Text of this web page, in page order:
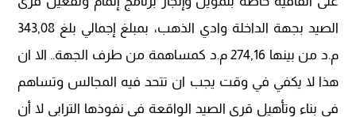
الصيد بجهة الداخلة وادي الذهب، بمبلغ إجمالي بلغ 343,08
م.د من بينها 274,16 م.د كمساهمة من طرف الجهة.. الا ان
هذا لا يكفي في وقت يجب ان تتحد فيه المجالس وتساهم
في بناء وتأهيل قرى الصيد الواقعة في نفوذها الترابي لا أن